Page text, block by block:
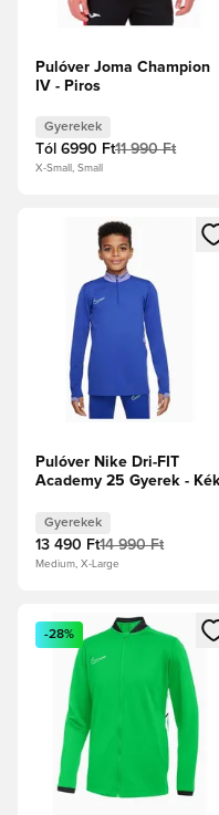
Pulóver Joma Champion
IV - Piros
Gyerekek
Tól 6990 Ft11 990 Ft
X-Small, Small
Megnyit egy modált a
Pulóver Nike Dri-FIT
Academy 25 Gyerek -
Gyerekek
13 490 Ft14 990 Ft
Medium, X-Large
Megnyit egy modált a
-28%